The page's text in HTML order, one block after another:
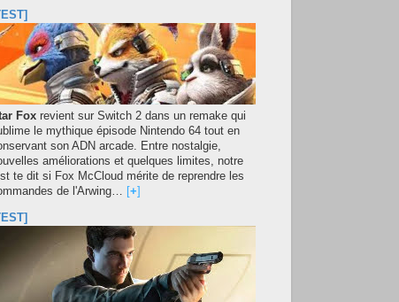
Fox revient sur Switch 2 dans un remake qui
le mythique épisode Nintendo 64 tout en
son ADN arcade. Entre nostalgie,
améliorations et quelques limites, notre
te dit si Fox McCloud mérite de reprendre les
de l'Arwing…
+